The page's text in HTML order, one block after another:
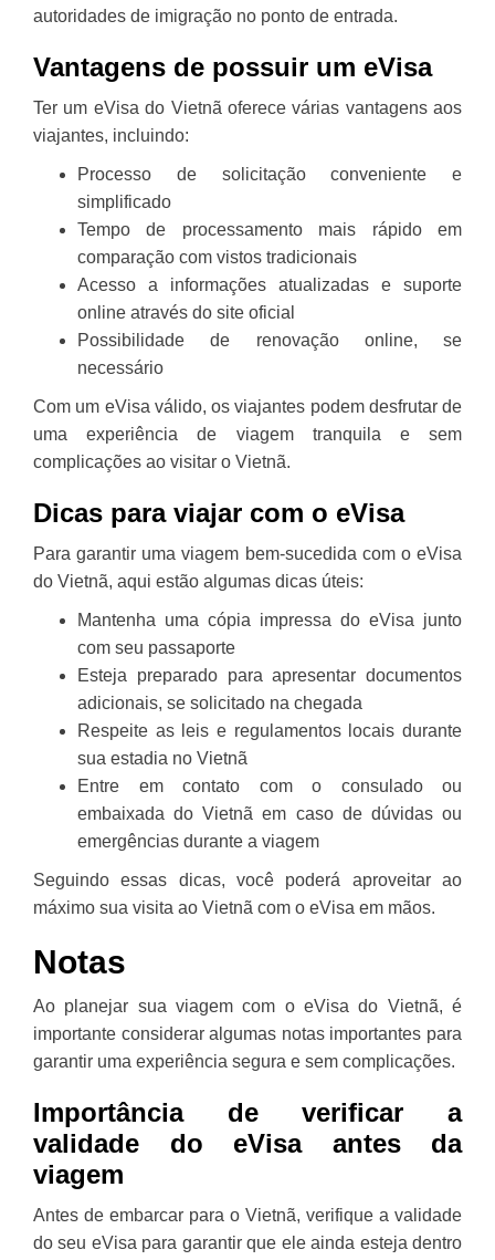
autoridades de imigração no ponto de entrada.
Vantagens de possuir um eVisa
Ter um eVisa do Vietnã oferece várias vantagens aos
viajantes, incluindo:
Processo de solicitação conveniente e
simplificado
Tempo de processamento mais rápido em
comparação com vistos tradicionais
Acesso a informações atualizadas e suporte
online através do site oficial
Possibilidade de renovação online, se
necessário
Com um eVisa válido, os viajantes podem desfrutar de
uma experiência de viagem tranquila e sem
complicações ao visitar o Vietnã.
Dicas para viajar com o eVisa
Para garantir uma viagem bem-sucedida com o eVisa
do Vietnã, aqui estão algumas dicas úteis:
Mantenha uma cópia impressa do eVisa junto
com seu passaporte
Esteja preparado para apresentar documentos
adicionais, se solicitado na chegada
Respeite as leis e regulamentos locais durante
sua estadia no Vietnã
Entre em contato com o consulado ou
embaixada do Vietnã em caso de dúvidas ou
emergências durante a viagem
Seguindo essas dicas, você poderá aproveitar ao
máximo sua visita ao Vietnã com o eVisa em mãos.
Notas
Ao planejar sua viagem com o eVisa do Vietnã, é
importante considerar algumas notas importantes para
garantir uma experiência segura e sem complicações.
Importância de verificar a
validade do eVisa antes da
viagem
Antes de embarcar para o Vietnã, verifique a validade
do seu eVisa para garantir que ele ainda esteja dentro